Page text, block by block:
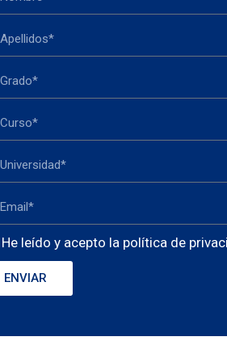
He leído y acepto la política de
ENVIAR